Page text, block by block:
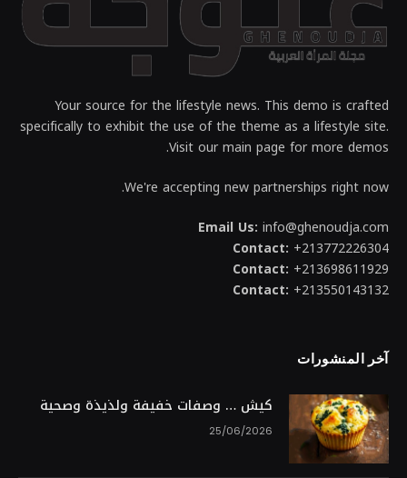
Your source for the lifestyle news. This demo is crafted
specifically to exhibit the use of the theme as a lifestyle site.
Visit our main page for more demos.
We're accepting new partnerships right now.
Email Us: info@ghenoudja.com
Contact: +213772226304
Contact: +213698611929
Contact: +213550143132
آخر المنشورات
كيش … وصفات خفيفة ولذيذة وصحية
25/06/2026